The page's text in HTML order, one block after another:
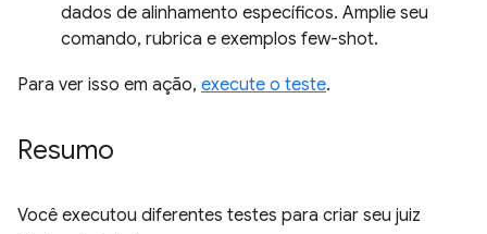
dados de alinhamento específicos. Amplie seu
comando, rubrica e exemplos few-shot.
Para ver isso em ação, execute o teste.
Resumo
Você executou diferentes testes para criar seu juiz